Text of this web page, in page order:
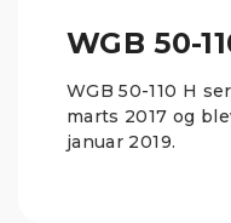
WGB 50-
WGB 50-110 H
marts 2017 og
januar 2019.